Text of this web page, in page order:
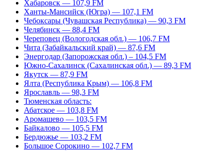
Хабаровск — 107,9 FM
Ханты-Мансийск (Югра) — 107,1 FM
Чебоксары (Чувашская Республика) — 90,3 FM
Челябинск — 88,4 FM
Череповец (Вологодская обл.) — 106,7 FM
Чита (Забайкальский край) — 87,6 FM
Энергодар (Запорожская обл.) – 104,5 FM
Южно-Сахалинск (Сахалинская обл.) — 89,3 FM
Якутск — 87,9 FM
Ялта (Республика Крым) — 106,8 FM
Ярославль — 98,3 FM
Тюменская область:
Абатское — 103,8 FM
Аромашево — 103,5 FM
Байкалово — 105,5 FM
Бердюжье — 103,2 FM
Большое Сорокино — 102,7 FM